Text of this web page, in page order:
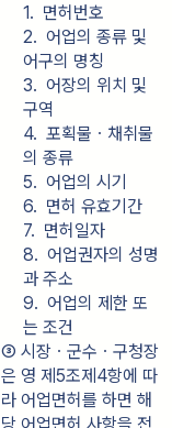
1.  면허번호
2.  어업의 종류 및
어구의 명칭
3.  어장의 위치 및
구역
4.  포획물ㆍ채취물
의 종류
5.  어업의 시기
6.  면허 유효기간
7.  면허일자
8.  어업권자의 성명
과 주소
9.  어업의 제한 또
는 조건
③ 시장ㆍ군수ㆍ구청장
은 영 제5조제4항에 따
라 어업면허를 하면 해